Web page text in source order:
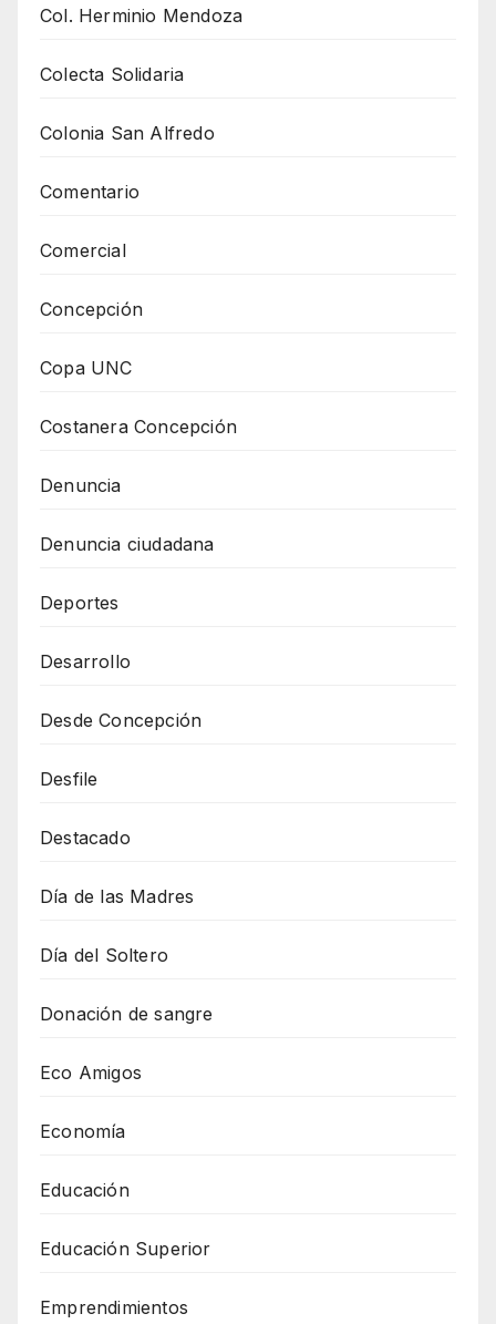
Col. Herminio Mendoza
Colecta Solidaria
Colonia San Alfredo
Comentario
Comercial
Concepción
Copa UNC
Costanera Concepción
Denuncia
Denuncia ciudadana
Deportes
Desarrollo
Desde Concepción
Desfile
Destacado
Día de las Madres
Día del Soltero
Donación de sangre
Eco Amigos
Economía
Educación
Educación Superior
Emprendimientos